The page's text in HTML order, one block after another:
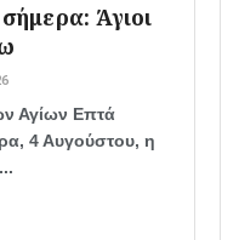
Άγιοι
Αγίων Επτά
4 Αυγούστου, η